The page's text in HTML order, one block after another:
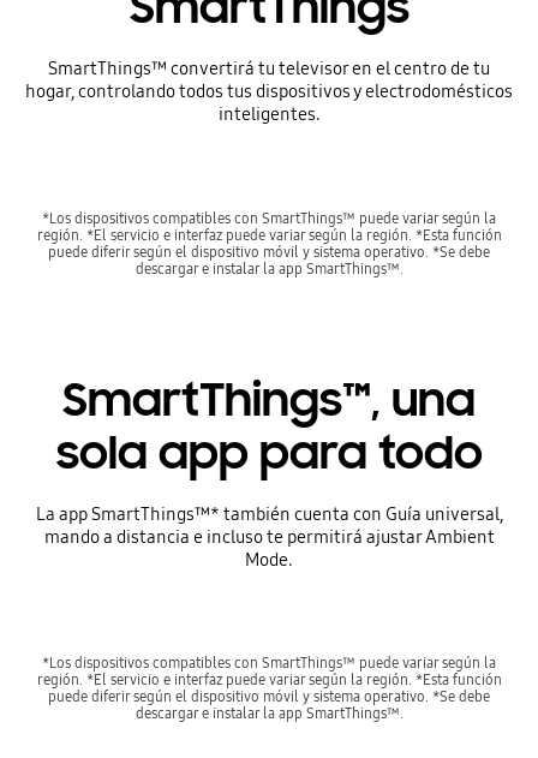
SmartThings™ convertirá tu televisor en el centro de tu
hogar, controlando todos tus dispositivos y electrodomésticos
inteligentes.
*Los dispositivos compatibles con SmartThings™ puede variar según la
región. *El servicio e interfaz puede variar según la región. *Esta función
puede diferir según el dispositivo móvil y sistema operativo. *Se debe
descargar e instalar la app SmartThings™.
SmartThings™, una
sola app para todo
La app SmartThings™* también cuenta con Guía universal,
mando a distancia e incluso te permitirá ajustar Ambient
Mode.
*Los dispositivos compatibles con SmartThings™ puede variar según la
región. *El servicio e interfaz puede variar según la región. *Esta función
puede diferir según el dispositivo móvil y sistema operativo. *Se debe
descargar e instalar la app SmartThings™.